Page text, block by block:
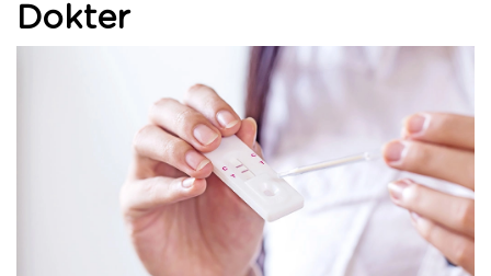
Dokter